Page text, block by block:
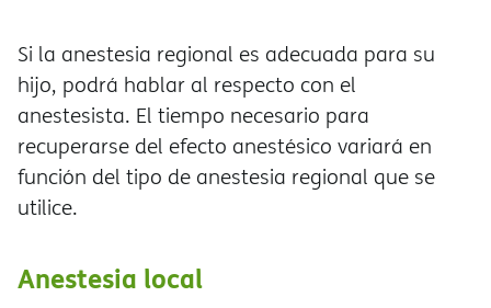
Si la anestesia regional es adecuada para su
hijo, podrá hablar al respecto con el
anestesista. El tiempo necesario para
recuperarse del efecto anestésico variará en
función del tipo de anestesia regional que se
utilice.
Anestesia local